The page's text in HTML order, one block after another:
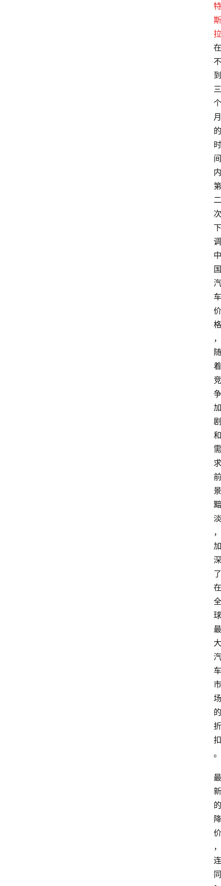
特
斯
拉
在
不
到
三
个
月
的
时
间
内
第
二
次
下
调
中
国
汽
车
价
格
，
随
着
竞
争
加
剧
和
需
求
前
景
黯
淡
，
加
深
了
在
全
球
最
大
汽
车
市
场
的
折
扣
。
最
新
的
降
价
，
连
同